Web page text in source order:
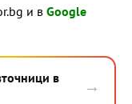
и в Google
в
→